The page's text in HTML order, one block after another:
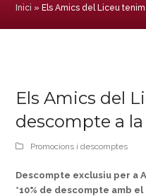
Inici » Els Amics del Liceu
Els Amics del
descompte a
Promocions i descomptes
Descompte exclusiu per a
*10% de descompte amb